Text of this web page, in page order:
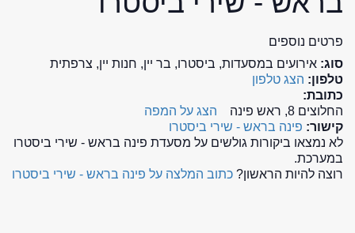
פרטים נוספים
סוג: אירועים במסעדות, ביסטרו, בר יין, חנות יין, צרפתית
טלפון: הצג טלפון
כתובת:
החלוצים 8, ראש פינה
הצג על המפה
קישור: פינה בראש - שירי ביסטרו
לא נמצאו ביקורות גולשים על מסעדת פינה בראש - שירי ביסטרו
במערכת.
רוצה להיות הראשון? כתוב המלצה על פינה בראש - שירי ביסטרו